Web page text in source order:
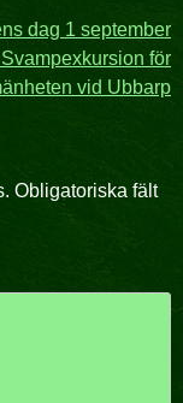
dag 1 september
för
vid Ubbarp
Obligatoriska fält